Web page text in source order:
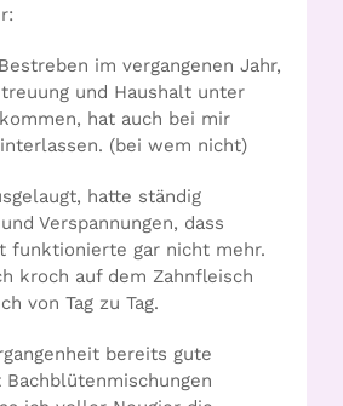
im vergangenen Jahr,
und Haushalt unter
hat auch bei mir
(bei wem nicht)
hatte ständig
Verspannungen, dass
funktionierte gar nicht mehr.
kroch auf dem Zahnfleisch
von Tag zu Tag.
bereits gute